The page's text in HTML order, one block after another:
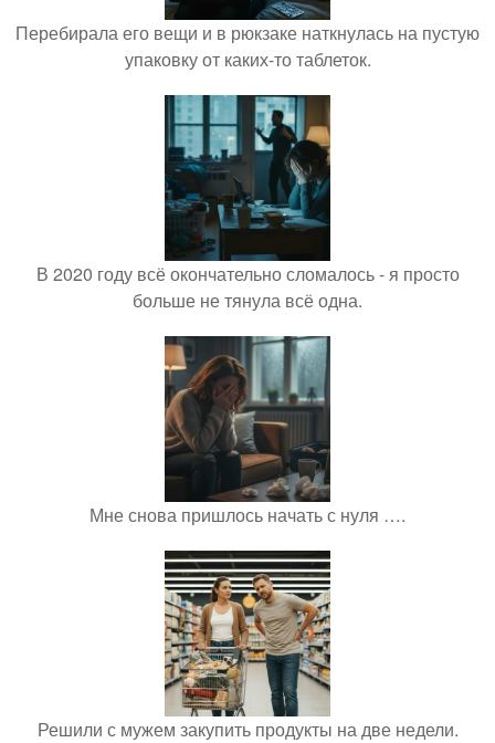
Перебирала его вещи и в рюкзаке наткнулась на пустую
упаковку от каких-то таблеток.
В 2020 году всё окончательно сломалось - я просто
больше не тянула всё одна.
Мне снова пришлось начать с нуля ….
Решили с мужем закупить продукты на две недели.